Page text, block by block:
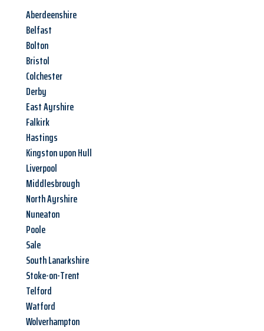
Aberdeenshire
Belfast
Bolton
Bristol
Colchester
Derby
East Ayrshire
Falkirk
Hastings
Kingston upon Hull
Liverpool
Middlesbrough
North Ayrshire
Nuneaton
Poole
Sale
South Lanarkshire
Stoke-on-Trent
Telford
Watford
Wolverhampton